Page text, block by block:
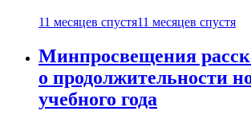
11 месяцев спустя11 месяцев спустя
Минпросвещения
о продолжительности
учебного года